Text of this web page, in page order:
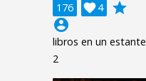
176 4

grade
account_circle
libros en un estante
2